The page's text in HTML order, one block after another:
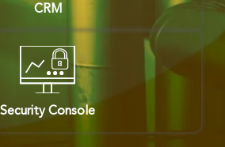
CRM
Security Console